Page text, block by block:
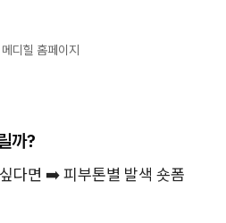
디힐 홈페이지
까?
다면 ➡️ 피부톤별 발색 숏폼